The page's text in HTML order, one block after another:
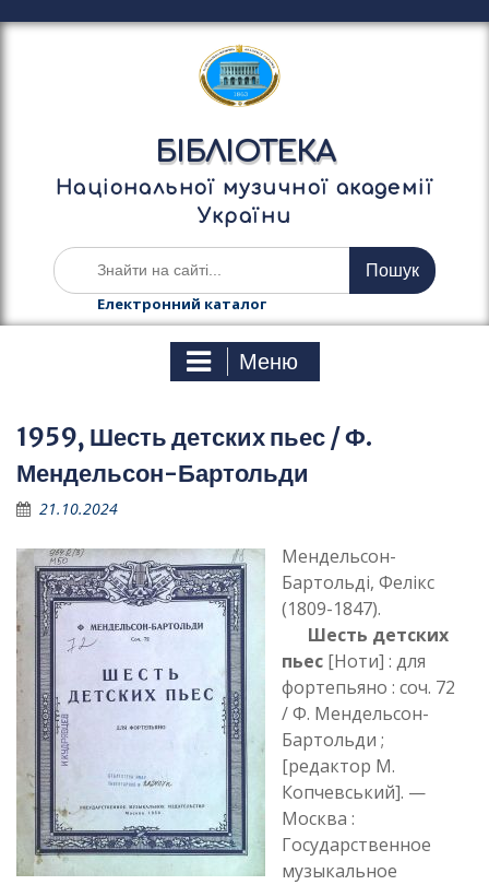
е
у
БІБЛІОТЕКА
Національної музичної академії
України
Ш
у
а
Електронний каталог
Меню
1959, Шесть детских пьес / Ф.
Мендельсон-Бартольди
21.10.2024
Мендельсон-
Бартольді, Фелікс
(1809-1847).
Шесть детских
пьес [Ноти] : для
фортепьяно : соч. 72
/ Ф. Мендельсон-
Бартольди ;
[редактор М.
Копчевський]. —
Москва :
Государственное
музыкальное